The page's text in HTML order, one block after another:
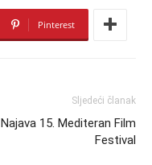
Pinterest
Sljedeći članak
Najava 15. Mediteran Film
Festival